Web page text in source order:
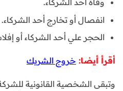
وفاة أحد الشركاء.
انفصال أو تخارج أحد الشركاء.
الحجر علي أحد الشركاء أو
أقرأ أيضا: خروج الشريك
وتبقى الشخصية القانونية